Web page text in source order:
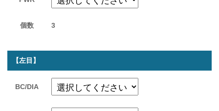
個数 3
【左目】
BC/DIA